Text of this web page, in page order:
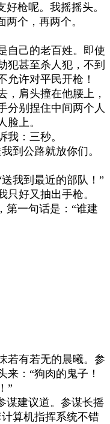
好枪呢。我摇摇头。
两个，再两个。
自己的老百姓。即使
犯甚至杀人犯，不到
允许对平民开枪！
，肩头撞在他腰上，
分别捏住中间两个人
脸上。
我：三秒。
到公路就放你们。
送我到最近的部队！ ”
好又抽出手枪。
，第一句话是： “谁建
若有若无的晨曦。参
来： “狗肉的鬼子！
”
谋建议道。参谋长摇
算机指挥系统不错